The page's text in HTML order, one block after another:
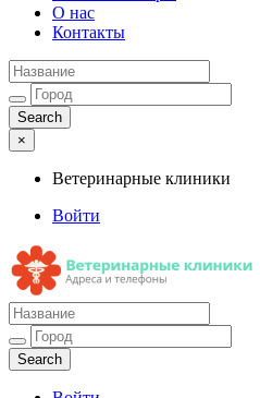
О нас
Контакты
×
Ветеринарные клиники
Войти
Ветеринарные клиники
Адреса и телефоны